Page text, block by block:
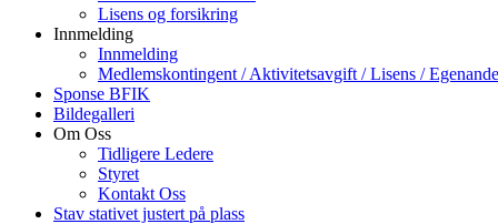
Lisens og forsikring
Innmelding
Innmelding
Medlemskontingent / Aktivitetsavgift / Lisens /
Sponse BFIK
Bildegalleri
Om Oss
Tidligere Ledere
Styret
Kontakt Oss
Stav stativet justert på plass